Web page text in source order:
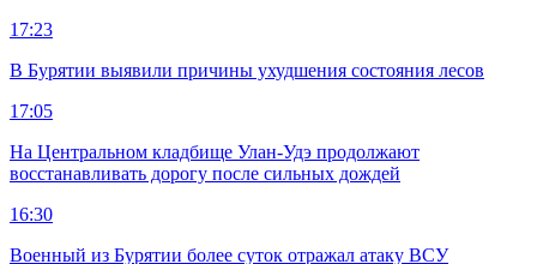
17:23
В Бурятии выявили причины ухудшения состояния лесов
17:05
На Центральном кладбище Улан-Удэ продолжают
восстанавливать дорогу после сильных дождей
16:30
Военный из Бурятии более суток отражал атаку ВСУ